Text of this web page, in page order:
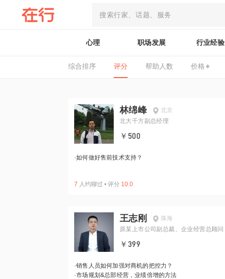
心理 职场发展 行业经验
综合排序 评分 帮助人数 价格
林绵峰
北京
北大千方副总经理
￥500
·如何做好售前技术支持？
7 人约聊过 • 评分 10.0
王志刚
珠海
原某上市公司副总裁、企业经营总顾问
￥399
·销售人员如何加强对商机的把控力？
·市场规划&总部经营，业绩倍增的方法